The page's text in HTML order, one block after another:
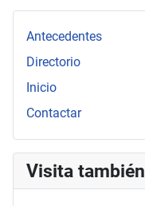
Antecedentes
Directorio
Inicio
Contactar
Visita también